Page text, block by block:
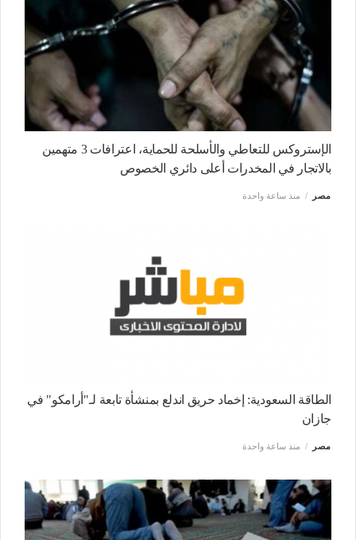
الإستروكس للتعاطي والأسلحة للحماية، اعترافات 3 متهمين
بالاتجار في المخدرات أعلى دائري الخصوص
مصر منذ ساعة واحدة
الطاقة السعودية: إخماد حريق اندلع بمنشأة تابعة لـ"أرامكو" في
جازان
مصر منذ ساعة واحدة